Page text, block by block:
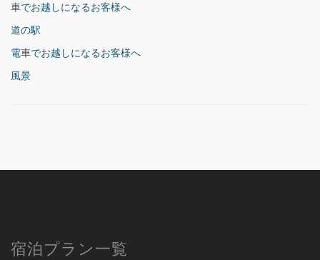
車でお越しになるお客様へ
道の駅
電車でお越しになるお客様へ
風景
宿泊プラン一覧